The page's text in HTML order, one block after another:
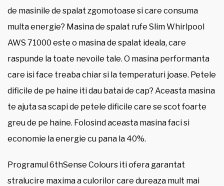
de masinile de spalat zgomotoase si care consuma
multa energie? Masina de spalat rufe Slim Whirlpool
AWS 71000 este o masina de spalat ideala, care
raspunde la toate nevoile tale. O masina performanta
care isi face treaba chiar si la temperaturi joase. Petele
dificile de pe haine iti dau batai de cap? Aceasta masina
te ajuta sa scapi de petele dificile care se scot foarte
greu de pe haine. Folosind aceasta masina faci si
economie la energie cu pana la 40%.
Programul 6thSense Colours iti ofera garantat
stralucire maxima a culorilor care dureaza mult mai